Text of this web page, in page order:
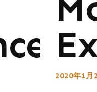
2020年1月